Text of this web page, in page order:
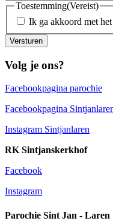
Toestemming(Vereist)
Ik ga akkoord met het
Versturen
Volg je ons?
Facebookpagina parochie
Facebookpagina
Instagram Sintjanlaren
RK Sintjanskerkhof
Facebook
Instagram
Parochie Sint Jan - Laren